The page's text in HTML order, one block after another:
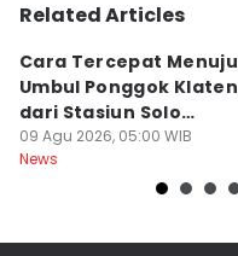
Related Articles
Cara Tercepat Menuju
Umbul Ponggok Klaten
dari Stasiun Solo
Balapan di Surakarta
09 Agu 2026, 05:00 WIB
News